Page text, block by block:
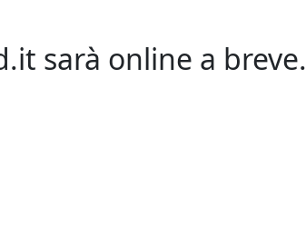
sarà online a breve.